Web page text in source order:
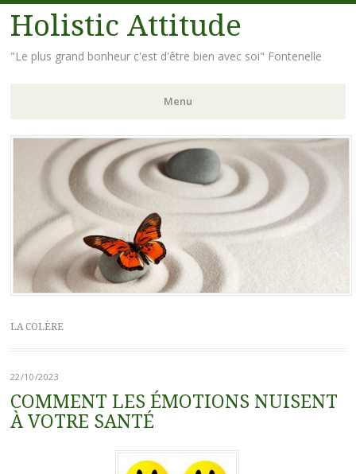
Holistic Attitude
"Le plus grand bonheur c'est d'être bien avec soi" Fontenelle
Menu
Aller
principal
LA COLÈRE
22/10/2023
COMMENT LES ÉMOTIONS NUISENT
À VOTRE SANTÉ